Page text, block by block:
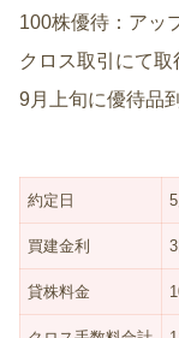
100株優待：アッ
クロス取引にて取
9月上旬に優待品
約定日
買建金利
貸株料金